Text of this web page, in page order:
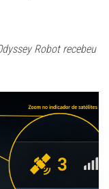
Robot recebeu